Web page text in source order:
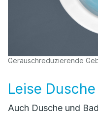
Geräuschreduzierende
Leise
Auch Dusche und